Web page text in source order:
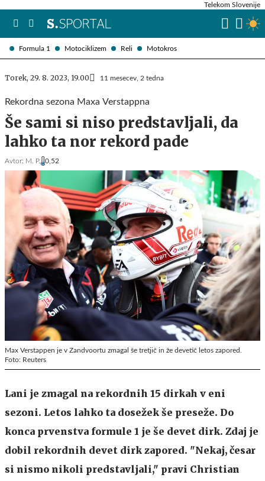
Formula 1 Motociklizem Reli Motokros
Telekom Slovenije
Torek, 29. 8. 2023, 19.00 11 mesecev, 2 tedna
Rekordna sezona Maxa Verstappna
Še sami si niso predstavljali, da
lahko ta nor rekord pade
Avtor: M. P. 0,52
Max Verstappen je v Zandvoortu zmagal še tretjič in že devetič letos zapored.
Foto: Reuters
Lani je zmagal na rekordnih 15 dirkah v eni
sezoni. Letos lahko ta dosežek še preseže. Do
konca prvenstva formule 1 je še devet dirk. Zdaj je
dobil rekordnih devet dirk zapored. "Nekaj, česar
si nismo nikoli predstavljali," pravi Christian